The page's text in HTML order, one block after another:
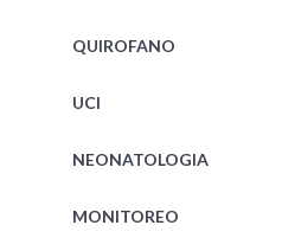
QUIROFANO
UCI
NEONATOLOGIA
MONITOREO